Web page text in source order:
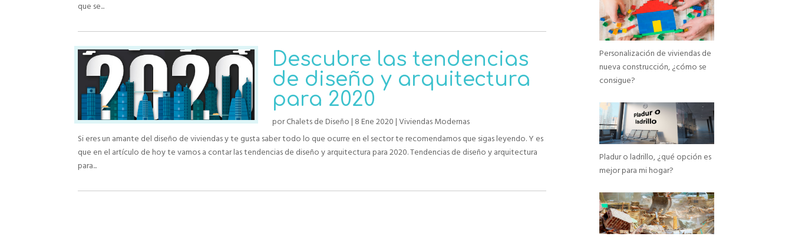
que se...
Descubre las tendencias
de diseño y arquitectura
para 2020
porChalets de Diseño | 8 Ene 2020 | Viviendas Modernas
Si eres un amante del diseño de viviendas y te gusta saber todo lo que ocurre en el sector te recomendamos que sigas leyendo. Y es
que en el artículo de hoy te vamos a contar las tendencias de diseño y arquitectura para 2020. Tendencias de diseño y arquitectura
para...
Personalización de viviendas de
nueva construcción, ¿cómo se
consigue?
Pladur o ladrillo, ¿qué opción es
mejor para mi hogar?